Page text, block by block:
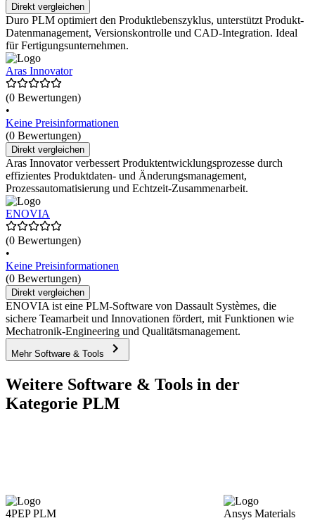
Direkt vergleichen
Duro PLM optimiert den Produktlebenszyklus, unterstützt Produkt-
Datenmanagement, Versionskontrolle und CAD-Integration. Ideal
für Fertigungsunternehmen.
Aras Innovator
(0 Bewertungen)
•
Keine Preisinformationen
(0 Bewertungen)
Direkt vergleichen
Aras Innovator verbessert Produktentwicklungsprozesse durch
effizientes Produktdaten- und Änderungsmanagement,
Prozessautomatisierung und Echtzeit-Zusammenarbeit.
ENOVIA
(0 Bewertungen)
•
Keine Preisinformationen
(0 Bewertungen)
Direkt vergleichen
ENOVIA ist eine PLM-Software von Dassault Systèmes, die
sichere Teamarbeit und Innovationen fördert, mit Funktionen wie
Mechatronik-Engineering und Qualitätsmanagement.
Mehr Software & Tools
Weitere Software & Tools in der
Kategorie PLM
4PEP PLM Ansys Materials